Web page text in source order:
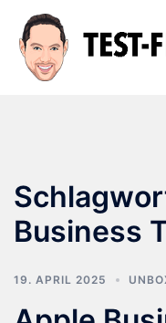
Inhalt
springen
Business
19. APRIL 2025